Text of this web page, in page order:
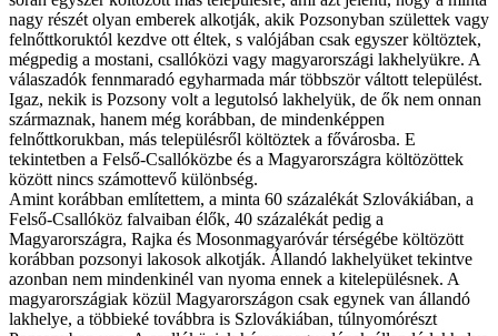
nagy részét olyan emberek alkotják, akik Pozsonyban születtek vagy
felnőttkoruktól kezdve ott éltek, s valójában csak egyszer költöztek,
mégpedig a mostani, csallóközi vagy magyarországi lakhelyükre. A
válaszadók fennmaradó egyharmada már többször váltott települést.
Igaz, nekik is Pozsony volt a legutolsó lakhelyük, de ők nem onnan
származnak, hanem még korábban, de mindenképpen
felnőttkorukban, más településről költöztek a fővárosba. E
tekintetben a Felső-Csallóközbe és a Magyarországra költözöttek
között nincs számottevő különbség.
Amint korábban említettem, a minta 60 százalékát Szlovákiában, a
Felső-Csallóköz falvaiban élők, 40 százalékát pedig a
Magyarországra, Rajka és Mosonmagyaróvár térségébe költözött
korábban pozsonyi lakosok alkotják. Állandó lakhelyüket tekintve
azonban nem mindenkinél van nyoma ennek a kitelepülésnek. A
magyarországiak közül Magyarországon csak egynek van állandó
lakhelye, a többieké továbbra is Szlovákiában, túlnyomórészt